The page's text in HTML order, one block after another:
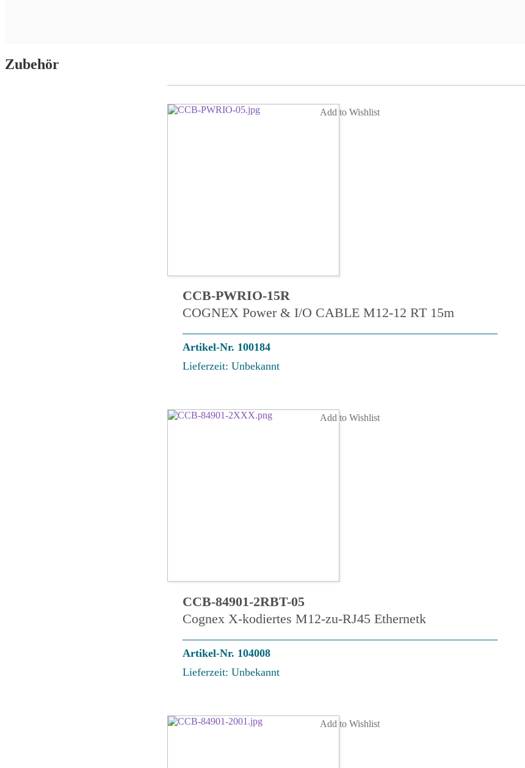
Zubehör
Add to Wishlist
CCB-PWRIO-15R
COGNEX Power & I/O CABLE M12-12 RT 15m
Artikel-Nr. 100184
Lieferzeit: Unbekannt
Add to Wishlist
CCB-84901-2RBT-05
Cognex X-kodiertes M12-zu-RJ45 Ethernetk
Artikel-Nr. 104008
Lieferzeit: Unbekannt
Add to Wishlist